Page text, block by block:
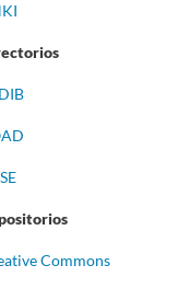
Commons